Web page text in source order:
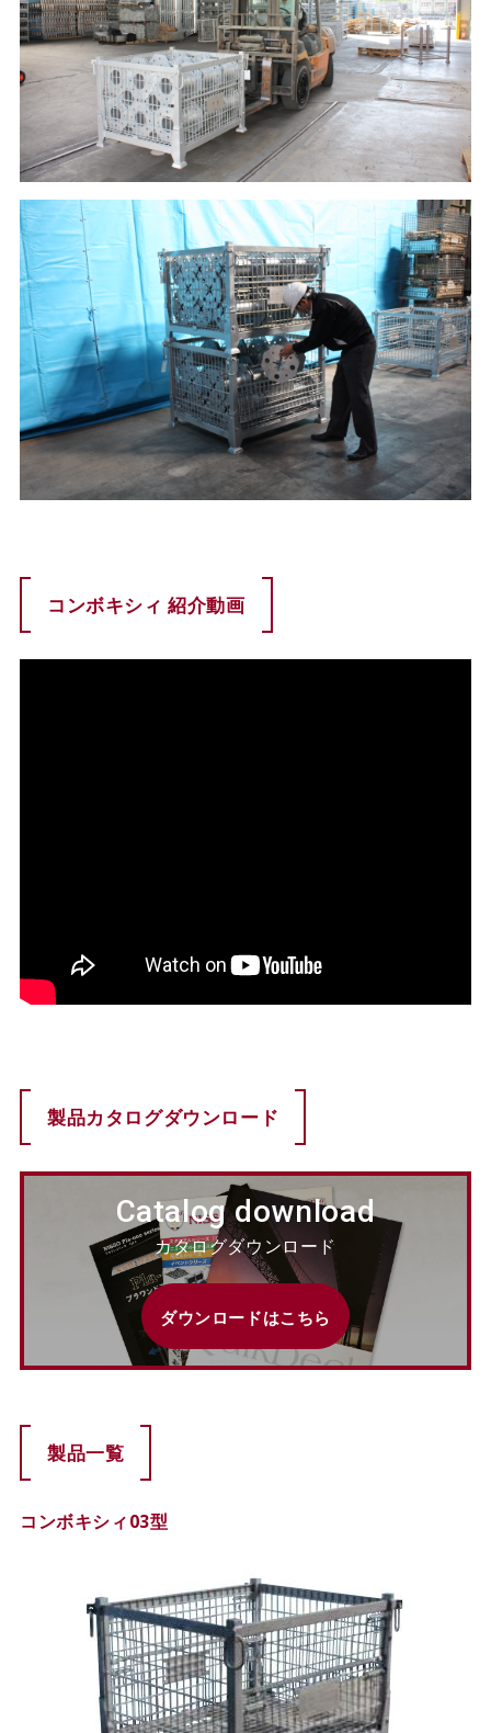
コンボキシィ 紹介動画
製品カタログダウンロード
Catalog download
カタログダウンロード
ダウンロードはこちら
製品一覧
コンボキシィ03型